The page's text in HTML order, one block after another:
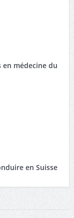
en médecine du
en Suisse